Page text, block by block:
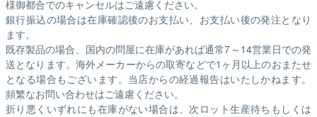
様御都合でのキャンセルはご遠慮ください。
銀行振込の場合は在庫確認後のお支払い、お支払い後の発注となり
ます。
既存製品の場合、国内の問屋に在庫があれば通常7～14営業日での発
送となります。海外メーカーからの取寄などで1ヶ月以上のおまたせ
となる場合もございます。 当店からの経過報告はいたしかねます。
頻繁なお問い合わせはご遠慮ください。
折り悪くいずれにも在庫がない場合は、次ロット生産待ちもしくは